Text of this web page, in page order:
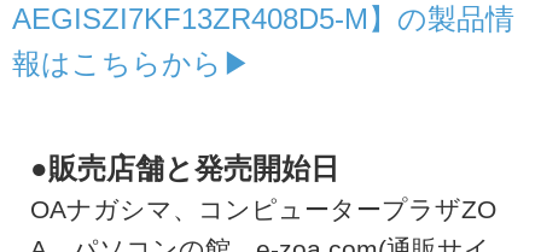
AEGISZI7KF13ZR408D5-M】の製品情
報はこちらから▶
●販売店舗と発売開始日
OAナガシマ、コンピュータープラザZO